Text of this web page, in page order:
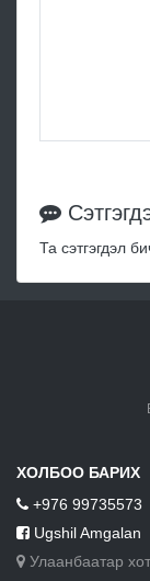
Та сэтгэгдэл
ХОЛБОО БАРИХ
+976 99735573
Ugshil Amgalan
Улаанбаатар хот